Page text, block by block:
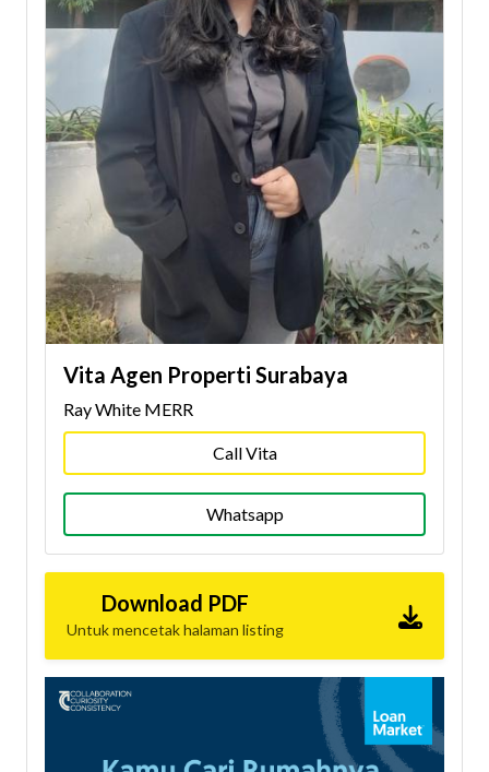
Vita Agen Properti Surabaya
Ray White MERR
Call Vita
Whatsapp
Download PDF
Untuk mencetak halaman listing